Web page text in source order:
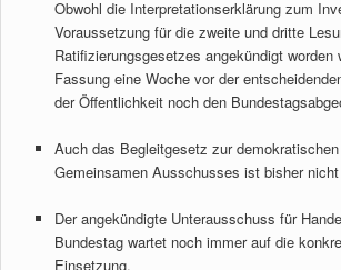
Obwohl die Interpretationserklärung zum
Voraussetzung für die zweite und dritte
Ratifizierungsgesetzes angekündigt worden
Fassung eine Woche vor der
der Öffentlichkeit noch den
Auch das Begleitgesetz zur
Gemeinsamen Ausschusses ist bisher
Der angekündigte Unterausschuss für
Bundestag wartet noch immer auf die
Einsetzung.